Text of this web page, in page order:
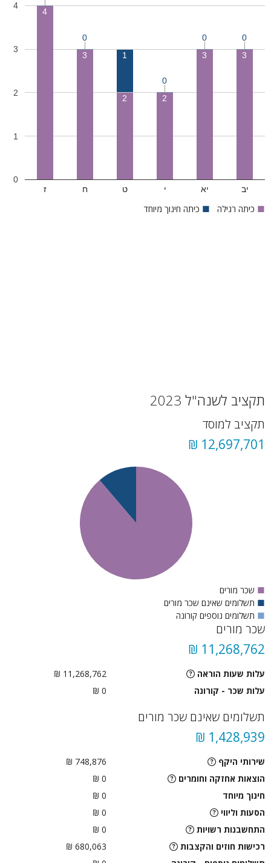
ז ח ט י יא יב
0
1
2
3
4
4
3
2 2
3 3
0
1
0
0 0
■ כיתה רגילה ■ כיתה חינוך מיוחד
תקציב לשנה"ל 2023
תקציב למוסד
12,697,701 ₪
■ שכר מורים
■ תשלומים שאינם שכר מורים
■ תשלומים נוספים קורונה
שכר מורים
11,268,762 ₪
עלות שעות הוראה
11,268,762 ₪
עלות שכר - קורונה
0 ₪
תשלומים שאינם שכר מורים
1,428,939 ₪
שירותי היקף
748,876 ₪
הוצאות אחזקה וחומרים
0 ₪
חינוך מיוחד
0 ₪
הסעות וליווי
0
₪
התחשבנות רשויות
0
₪
רכישות חוזים והקצבות
680,063 ₪